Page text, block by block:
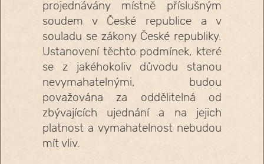
projednávány místně příslušným
soudem v České republice a v
souladu se zákony České republiky.
Ustanovení těchto podmínek, které
se z jakéhokoliv důvodu stanou
nevymahatelnými, budou
považována za oddělitelná od
zbývajících ujednání a na jejich
platnost a vymahatelnost nebudou
mít vliv.